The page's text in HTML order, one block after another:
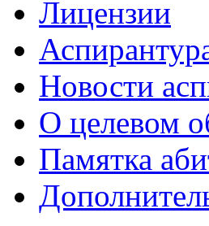
Лицензии
Новости
О целевом
Памятка